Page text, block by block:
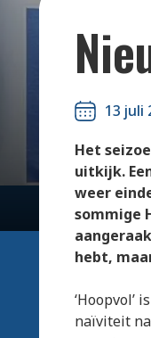
13 juli
Het
uitkijk.
weer
sommige
hebt,
‘Hoopvol’
naïviteit